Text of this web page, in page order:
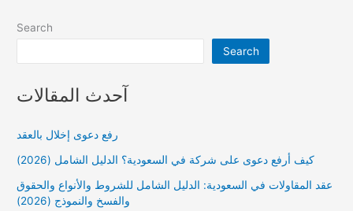
Search
Search
آحدث المقالات
رفع دعوى إخلال بالعقد
كيف أرفع دعوى على شركة في السعودية؟ الدليل الشامل (2026)
عقد المقاولات في السعودية: الدليل الشامل للشروط والأنواع والحقوق
والفسخ والنموذج (2026)